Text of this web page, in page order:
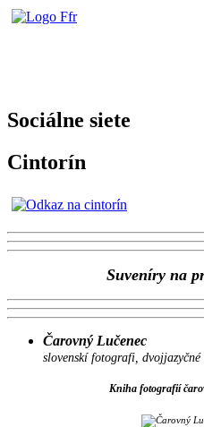
Sociálne siete
Cintorín
Suveníry na
Čarovný Lučenec
slovenskí fotografi,
Kniha fotografií